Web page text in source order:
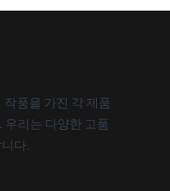
풍을 가진 각 제품
우리는 다양한 고품
다.